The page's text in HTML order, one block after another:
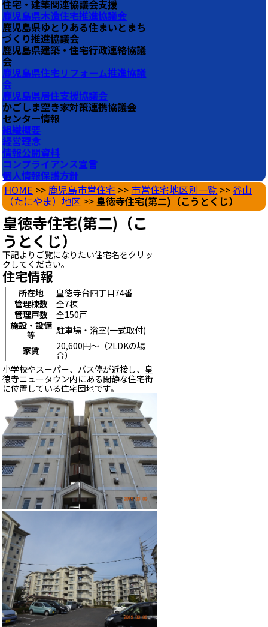
住宅・建築関連協議会支援
鹿児島県木造住宅推進協議会
鹿児島県ゆとりある住まいとまち
づくり推進協議会
鹿児島県建築・住宅行政連絡協議
会
鹿児島県住宅リフォーム推進協議
会
鹿児島県居住支援協議会
かごしま空き家対策連携協議会
センター情報
組織概要
経営理念
情報公開資料
コンプライアンス宣言
個人情報保護方針
HOME >>鹿児島市営住宅 >> 市営住宅地区別一覧 >>谷山
（たにやま）地区 >>皇徳寺住宅(第二)（こうとくじ）
皇徳寺住宅(第二)（こ
うとくじ）
下記よりご覧になりたい住宅名をクリッ
クしてください。
住宅情報
所在地
皇徳寺台四丁目74番
管理棟数
全7棟
管理戸数
全150戸
施設・設備
等
駐車場・浴室(一式取付)
家賃
20,600円～（2LDKの場
合）
小学校やスーパー、バス停が近接し、皇
徳寺ニュータウン内にある閑静な住宅街
に位置している住宅団地です。